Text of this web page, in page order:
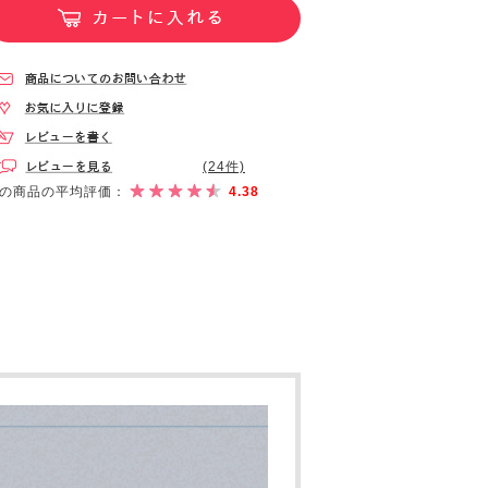
(24件)
商品の平均評価：
4.38